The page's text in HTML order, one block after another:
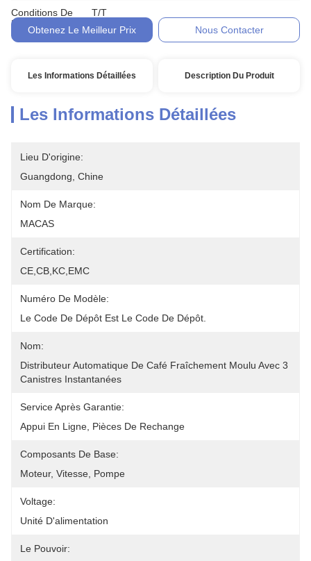
Conditions De
Paiement:
T/T
Obtenez Le Meilleur Prix
Nous Contacter
Les Informations Détaillées Description Du Produit
Les Informations Détaillées
Lieu D'origine:
Guangdong, Chine
Nom De Marque:
MACAS
Certification:
CE,CB,KC,EMC
Numéro De Modèle:
Le Code De Dépôt Est Le Code De Dépôt.
Nom:
Distributeur Automatique De Café Fraîchement Moulu Avec 3
Canistres Instantanées
Service Après Garantie:
Appui En Ligne, Pièces De Rechange
Composants De Base:
Moteur, Vitesse, Pompe
Voltage:
Unité D'alimentation
Le Pouvoir: